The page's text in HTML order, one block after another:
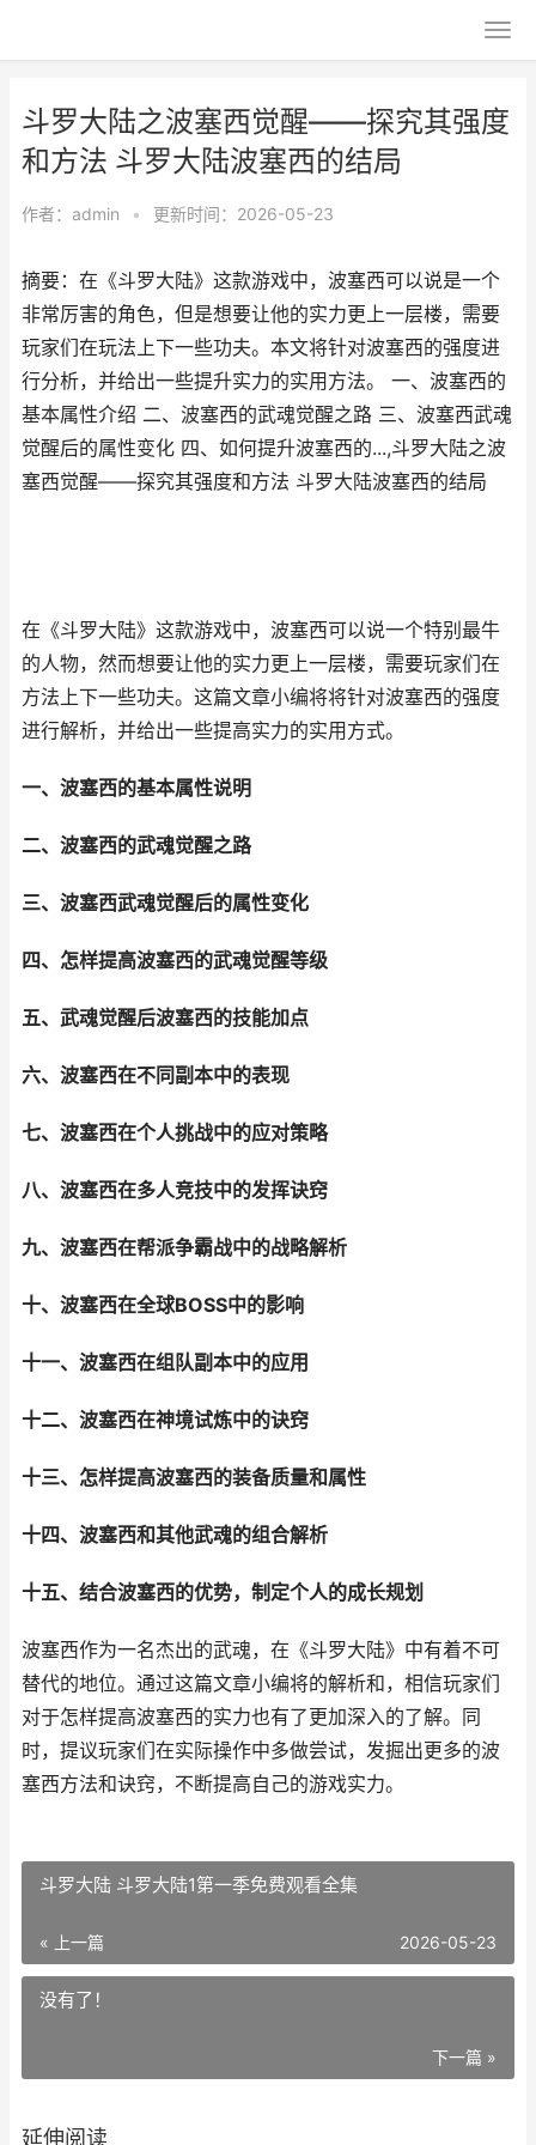
斗罗大陆之波塞西觉醒——探究其强度
和方法 斗罗大陆波塞西的结局
作者： admin • 更新时间：2026-05-23
摘要：在《斗罗大陆》这款游戏中，波塞西可以说是一个
非常厉害的角色，但是想要让他的实力更上一层楼，需要
玩家们在玩法上下一些功夫。本文将针对波塞西的强度进
行分析，并给出一些提升实力的实用方法。 一、波塞西的
基本属性介绍 二、波塞西的武魂觉醒之路 三、波塞西武魂
觉醒后的属性变化 四、如何提升波塞西的...,斗罗大陆之波
塞西觉醒——探究其强度和方法 斗罗大陆波塞西的结局
在《斗罗大陆》这款游戏中，波塞西可以说一个特别最牛
的人物，然而想要让他的实力更上一层楼，需要玩家们在
方法上下一些功夫。这篇文章小编将将针对波塞西的强度
进行解析，并给出一些提高实力的实用方式。
一、波塞西的基本属性说明
二、波塞西的武魂觉醒之路
三、波塞西武魂觉醒后的属性变化
四、怎样提高波塞西的武魂觉醒等级
五、武魂觉醒后波塞西的技能加点
六、波塞西在不同副本中的表现
七、波塞西在个人挑战中的应对策略
八、波塞西在多人竞技中的发挥诀窍
九、波塞西在帮派争霸战中的战略解析
十、波塞西在全球BOSS中的影响
十一、波塞西在组队副本中的应用
十二、波塞西在神境试炼中的诀窍
十三、怎样提高波塞西的装备质量和属性
十四、波塞西和其他武魂的组合解析
十五、结合波塞西的优势，制定个人的成长规划
波塞西作为一名杰出的武魂，在《斗罗大陆》中有着不可
替代的地位。通过这篇文章小编将的解析和，相信玩家们
对于怎样提高波塞西的实力也有了更加深入的了解。同
时，提议玩家们在实际操作中多做尝试，发掘出更多的波
塞西方法和诀窍，不断提高自己的游戏实力。
斗罗大陆 斗罗大陆1第一季免费观看全集
« 上一篇 2026-05-23
没有了！
下一篇 »
延伸阅读